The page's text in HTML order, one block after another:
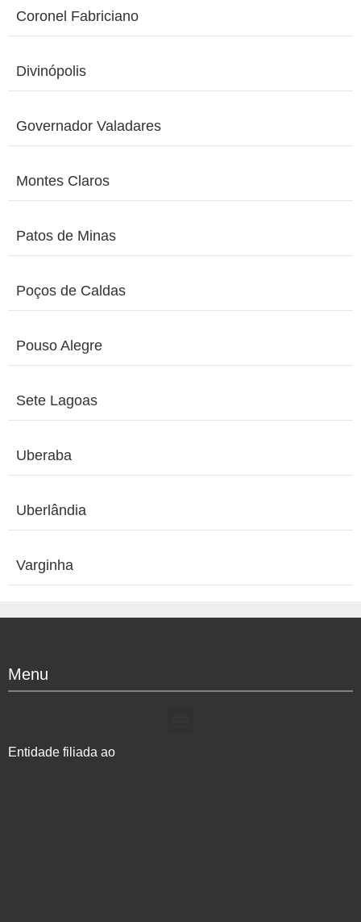
Coronel Fabriciano
Divinópolis
Governador Valadares
Montes Claros
Patos de Minas
Poços de Caldas
Pouso Alegre
Sete Lagoas
Uberaba
Uberlândia
Varginha
Menu
Entidade filiada ao